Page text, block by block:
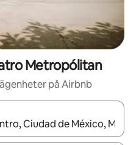
Metropólitan
på Airbnb
du navigera med upp- och